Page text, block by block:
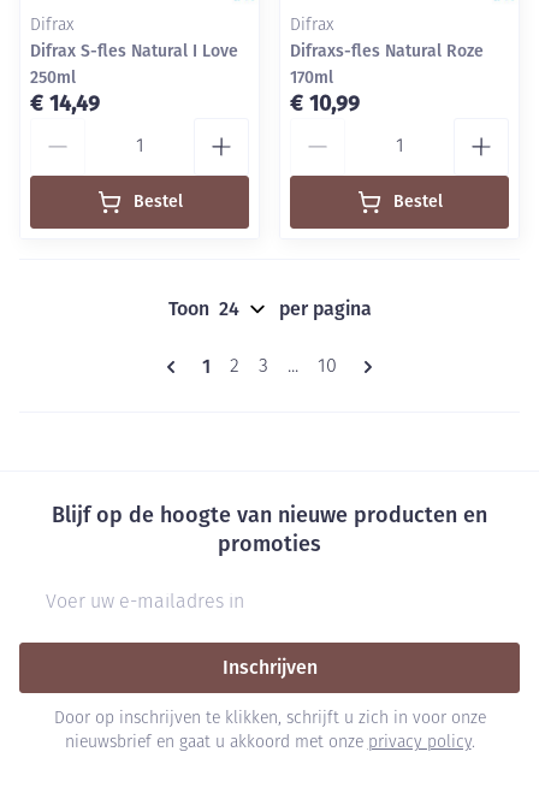
Difrax
Difrax S-fles Natural I Love
250ml
€ 14,49
Bestel
Difrax
Difraxs-fles Natural Roze
170ml
€ 10,99
Bestel
Pagina's
U lees momenteel pagina
1 Pagina
2 Pagina
3 ... Pagina
10
Toon per pagina
Blijf op de hoogte van nieuwe producten en
promoties
Inschrijven
Door op inschrijven te klikken, schrijft u zich in voor onze
nieuwsbrief en gaat u akkoord met onze privacy policy.